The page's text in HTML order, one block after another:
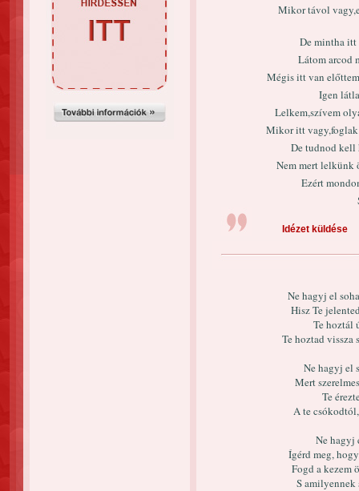
Mikor távol
De mintha itt
Látom arcod
Mégis itt van
Igen
Lelkem,szívem
Mikor itt
De tudnod kell
Nem mert lelkünk
Ezért
Idézet küldése
Ne hagyj el
Hisz Te
Te hoztál
Te hoztad vissza
Ne hagyj el
Mert
Te
A te
Ne hagyj
Ígérd meg,
Fogd a kezem
S